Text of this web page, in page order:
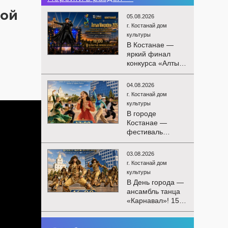
05.08.2026
г. Костанай дом
культуры
В Костанае —
яркий финал
конкурса «Алтын
Микрофон-2026»!
15 августа
состоятся
церемония
награждения
победителей и
гала-концерт
Международного
конкурса
вокалистов! Вас
ждут яркие
выступления
лучших
исполнителей,
незабываемые
эмоции и особая
праздничная
04.08.2026
г. Костанай дом
культуры
В городе
Костанае —
фестиваль
детского
творчества
«Алтын дән»! 15
августа на
площади
областного
акимата
состоится
фестиваль
03.08.2026
г. Костанай дом
культуры
В День города —
ансамбль танца
«Карнавал»! 15
августа на
площади